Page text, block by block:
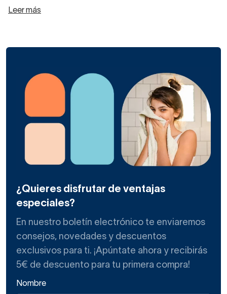
Leer más
¿Quieres disfrutar de ventajas
especiales?
En nuestro boletín electrónico te enviaremos
consejos, novedades y descuentos
exclusivos para ti. ¡Apúntate ahora y recibirás
5€ de descuento para tu primera compra!
Nombre